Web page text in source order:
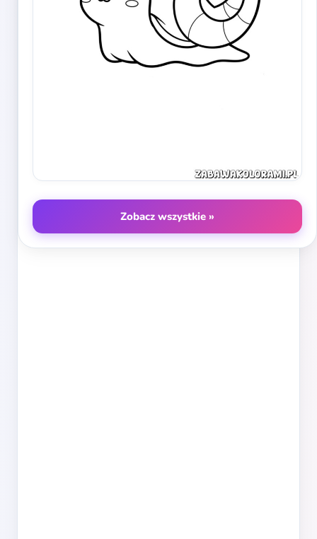
Zobacz wszystkie »